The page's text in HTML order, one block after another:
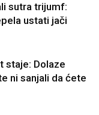
sutra trijumf:
ustati jači
staje: Dolaze
ni sanjali da ćete